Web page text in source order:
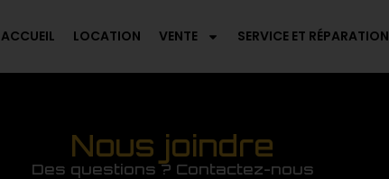
ACCUEIL LOCATION VENTE SERVICE ET RÉPARATION
Nous joindre
Des questions ? Contactez-nous